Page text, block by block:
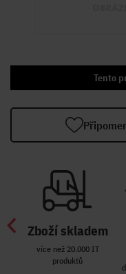
Tento
Zboží skladem
více než 20.000 IT
produktů